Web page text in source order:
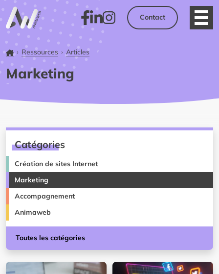
Facebook
LinkedInInstagram
Contact
Accueil
Ressources Articles
Marketing
Catégories
Création de sites Internet
Marketing
Accompagnement
Animaweb
Toutes les catégories